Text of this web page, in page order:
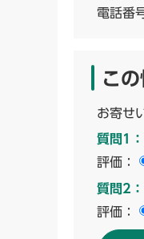
電話番
こ
お寄せ
質問1
評価：
質問2
評価：